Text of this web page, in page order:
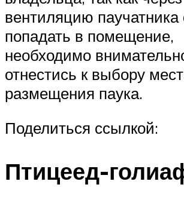
вентиляцию паучатника
попадать в помещение,
необходимо
отнестись к выбору
размещения паука.
Поделиться ссылкой:
Птицеед-